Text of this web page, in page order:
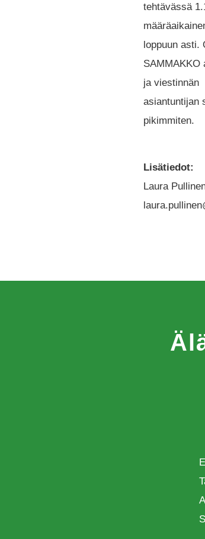
tehtävässä
loppuun asti.
SAMMAKKO
ja viestinnän
asiantuntijan
pikimmiten.
Lisätiedot:
Laura